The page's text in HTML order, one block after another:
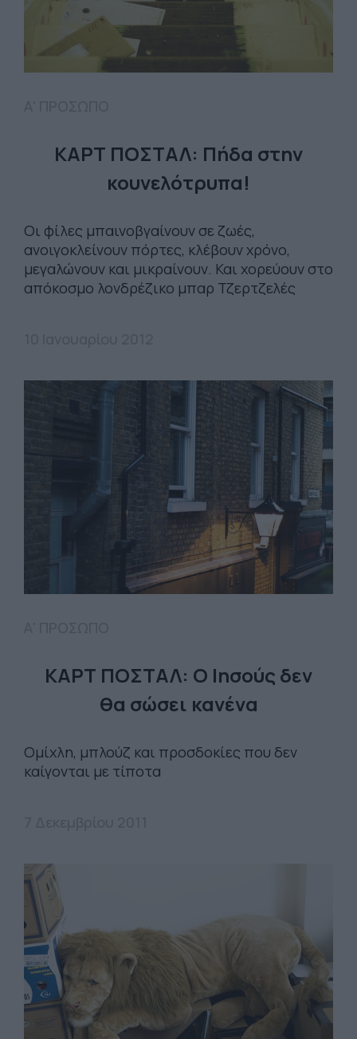
ΚΑΡΤ ΠΟΣΤΑΛ: Πήδα στην
κουνελότρυπα!
Οι φίλες μπαινοβγαίνουν σε ζωές,
ανοιγοκλείνουν πόρτες, κλέβουν χρόνο,
μεγαλώνουν και μικραίνουν. Και χορεύουν στο
απόκοσμο λονδρέζικο μπαρ Τζερτζελές
ΚΑΡΤ ΠΟΣΤΑΛ: Ο Ιησούς δεν
θα σώσει κανένα
Oμίχλη, μπλούζ και προσδοκίες που δεν
καίγονται με τίποτα